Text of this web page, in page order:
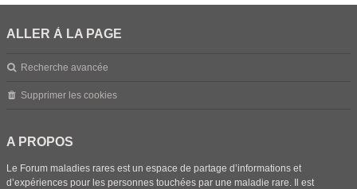
ALLER À LA PAGE
Recherche avancée
Supprimer les cookies
A PROPOS
Le Forum maladies rares est un espace de partage d’informations et
d’expériences pour les personnes touchées par une maladie rare. Il est